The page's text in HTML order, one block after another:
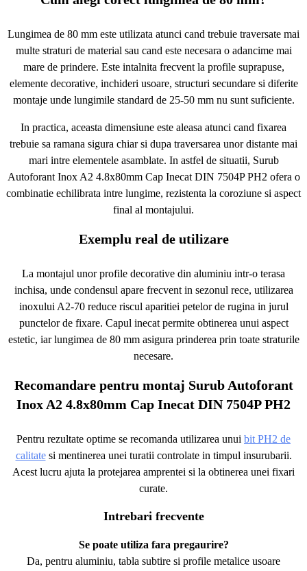
Lungimea de 80 mm este utilizata atunci cand trebuie traversate mai
multe straturi de material sau cand este necesara o adancime mai
mare de prindere. Este intalnita frecvent la profile suprapuse,
elemente decorative, inchideri usoare, structuri secundare si diferite
montaje unde lungimile standard de 25-50 mm nu sunt suficiente.
In practica, aceasta dimensiune este aleasa atunci cand fixarea
trebuie sa ramana sigura chiar si dupa traversarea unor distante mai
mari intre elementele asamblate. In astfel de situatii, Surub
Autoforant Inox A2 4.8x80mm Cap Inecat DIN 7504P PH2 ofera o
combinatie echilibrata intre lungime, rezistenta la coroziune si aspect
final al montajului.
Exemplu real de utilizare
La montajul unor profile decorative din aluminiu intr-o terasa
inchisa, unde condensul apare frecvent in sezonul rece, utilizarea
inoxului A2-70 reduce riscul aparitiei petelor de rugina in jurul
punctelor de fixare. Capul inecat permite obtinerea unui aspect
estetic, iar lungimea de 80 mm asigura prinderea prin toate straturile
necesare.
Recomandare pentru montaj Surub Autoforant
Inox A2 4.8x80mm Cap Inecat DIN 7504P PH2
Pentru rezultate optime se recomanda utilizarea unui bit PH2 de
calitatesi mentinerea unei turatii controlate in timpul insurubarii.
Acest lucru ajuta la protejarea amprentei si la obtinerea unei fixari
curate.
Intrebari frecvente
Se poate utiliza fara pregaurire?
Da, pentru aluminiu, tabla subtire si profile metalice usoare